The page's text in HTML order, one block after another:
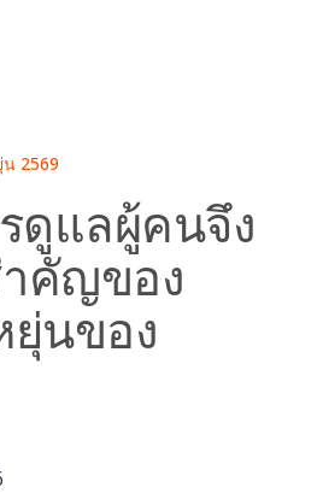
2569
ดูแลผู้คนจึง
คัญของ
นของ